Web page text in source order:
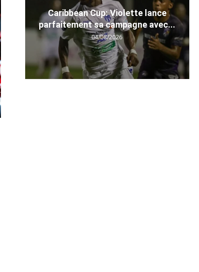
Caribbean Cup: Violette lance
parfaitement sa campagne avec...
04/08/2026